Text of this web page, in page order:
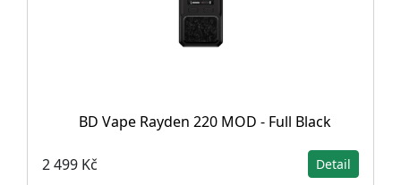
BD Vape Rayden 220 MOD - Full Black
2 499 Kč Detail